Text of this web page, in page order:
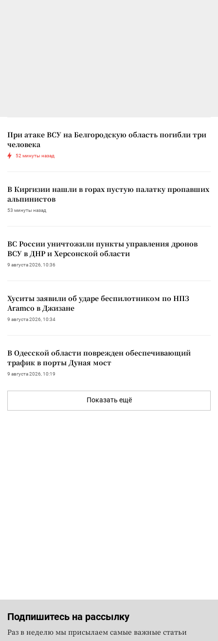
При атаке ВСУ на Белгородскую область погибли три
человека
52 минуты назад
В Киргизии нашли в горах пустую палатку пропавших
альпинистов
53 минуты назад
ВС России уничтожили пункты управления дронов
ВСУ в ДНР и Херсонской области
9 августа 2026, 10:36
Хуситы заявили об ударе беспилотником по НПЗ
Aramco в Джизане
9 августа 2026, 10:34
В Одесской области поврежден обеспечивающий
трафик в порты Дуная мост
9 августа 2026, 10:19
Показать ещё
Подпишитесь на рассылку
Раз в неделю мы присылаем самые важные статьи